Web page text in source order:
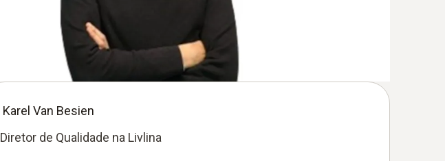
Karel Van Besien
Diretor de Qualidade na Livlina